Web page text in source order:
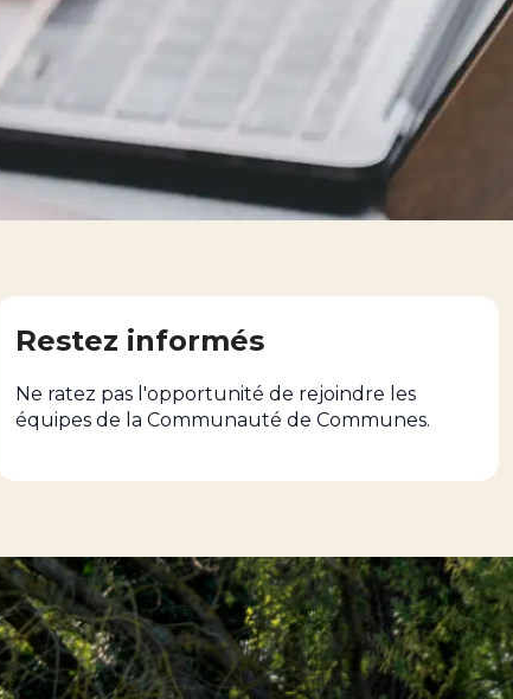
Restez informés
Ne ratez pas l'opportunité de rejoindre les
équipes de la Communauté de Communes.